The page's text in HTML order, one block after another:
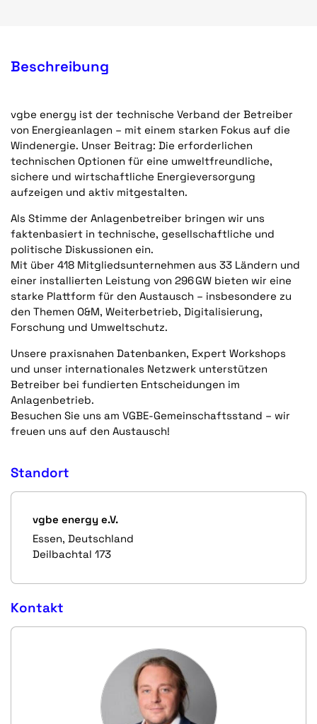
Beschreibung
vgbe energy ist der technische Verband der Betreiber
von Energieanlagen – mit einem starken Fokus auf die
Windenergie. Unser Beitrag: Die erforderlichen
technischen Optionen für eine umweltfreundliche,
sichere und wirtschaftliche Energieversorgung
aufzeigen und aktiv mitgestalten.
Als Stimme der Anlagenbetreiber bringen wir uns
faktenbasiert in technische, gesellschaftliche und
politische Diskussionen ein.
Mit über 418 Mitgliedsunternehmen aus 33 Ländern und
einer installierten Leistung von 296 GW bieten wir eine
starke Plattform für den Austausch – insbesondere zu
den Themen O&M, Weiterbetrieb, Digitalisierung,
Forschung und Umweltschutz.
Unsere praxisnahen Datenbanken, Expert Workshops
und unser internationales Netzwerk unterstützen
Betreiber bei fundierten Entscheidungen im
Anlagenbetrieb.
Besuchen Sie uns am VGBE-Gemeinschaftsstand – wir
freuen uns auf den Austausch!
Standort
vgbe energy e.V.
Essen, Deutschland
Deilbachtal 173
Kontakt